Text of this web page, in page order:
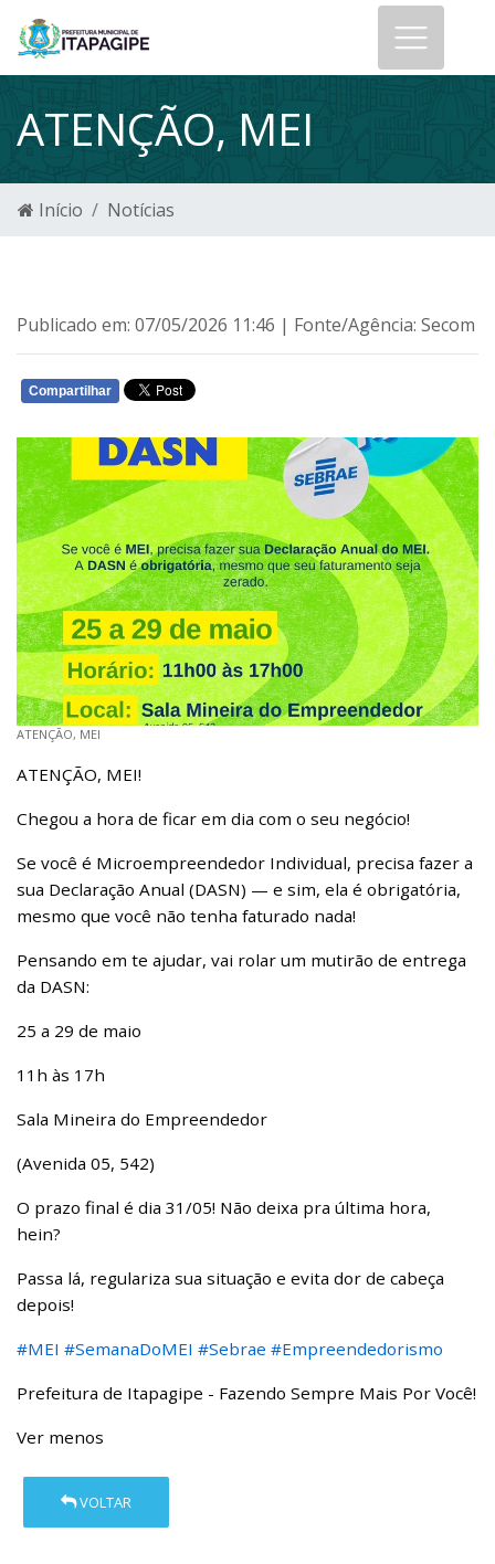
ATENÇÃO, MEI
Início Notícias
Publicado em: 07/05/2026 11:46 | Fonte/Agência: Secom
Compartilhar
ATENÇÃO, MEI
ATENÇÃO, MEI!
Chegou a hora de ficar em dia com o seu negócio!
Se você é Microempreendedor Individual, precisa fazer a
sua Declaração Anual (DASN) — e sim, ela é obrigatória,
mesmo que você não tenha faturado nada!
Pensando em te ajudar, vai rolar um mutirão de entrega
da DASN:
25 a 29 de maio
11h às 17h
Sala Mineira do Empreendedor
(Avenida 05, 542)
O prazo final é dia 31/05! Não deixa pra última hora,
hein?
Passa lá, regulariza sua situação e evita dor de cabeça
depois!
#MEI #SemanaDoMEI #Sebrae #Empreendedorismo
Prefeitura de Itapagipe - Fazendo Sempre Mais Por Você!
Ver menos
VOLTAR